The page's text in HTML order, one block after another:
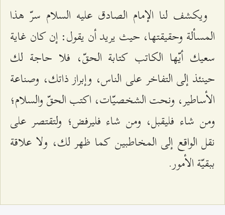
ويكشف لنا الإمام الصادق عليه السلام سرّ هذا
المسألة وحقيقتها، حيث يريد أن يقول: إن كان غاية
سعيك أيّها الكاتب كتابة الحقّ، فلا حاجة لك
حينئذ إلى التفاخر على الناس، وإبراز ذاتك، وصناعة
الأساطير، ونحت الشخصيّات، اكتب الحقّ والسلام؛
ومن شاء فليقبل، ومن شاء فليرفض؛ ولتقتصر على
نقل الواقع إلى المخاطبين كما ظهر لك، ولا علاقة
ببقيّة الأمور.